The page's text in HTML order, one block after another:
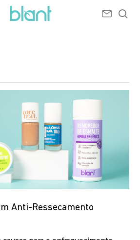
Anti-Ressecamento